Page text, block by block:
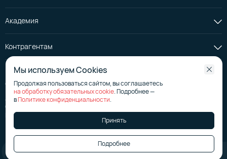
Академия
Контрагентам
© АО «Селектел», 2008—2026
Лицензия на телематические услуги
№ 176267
Страница эмитента на сайте аккредитованного агентства
Политика в отношении обработки персональных данных
Мы используем Cookies
Продолжая пользоваться сайтом, вы соглашаетесь
на обработку обязательных cookie. Подробнее —
вПолитике конфиденциальности.
Принять
Подробнее